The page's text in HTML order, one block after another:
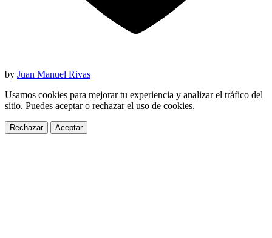
by Juan Manuel Rivas
Usamos cookies para mejorar tu experiencia y analizar el tráfico del
sitio. Puedes aceptar o rechazar el uso de cookies.
Rechazar Aceptar